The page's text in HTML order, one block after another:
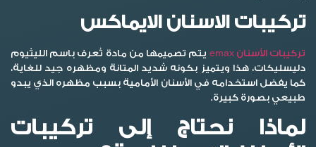
تركيبات الاسنان الايماكس
تركيبات الأسنان emax
يتم تصميمها من مادة تُعرف باسم الليثيوم
دليسليكات، هذا ويتميز بكونه شديد المتانة ومظهره جيد للغاية،
كما يفضل استخدامه في الأسنان الأمامية بسبب مظهره الذي يبدو
طبيعي بصورة كبيرة.
لماذا نحتاج إلى تركيبات